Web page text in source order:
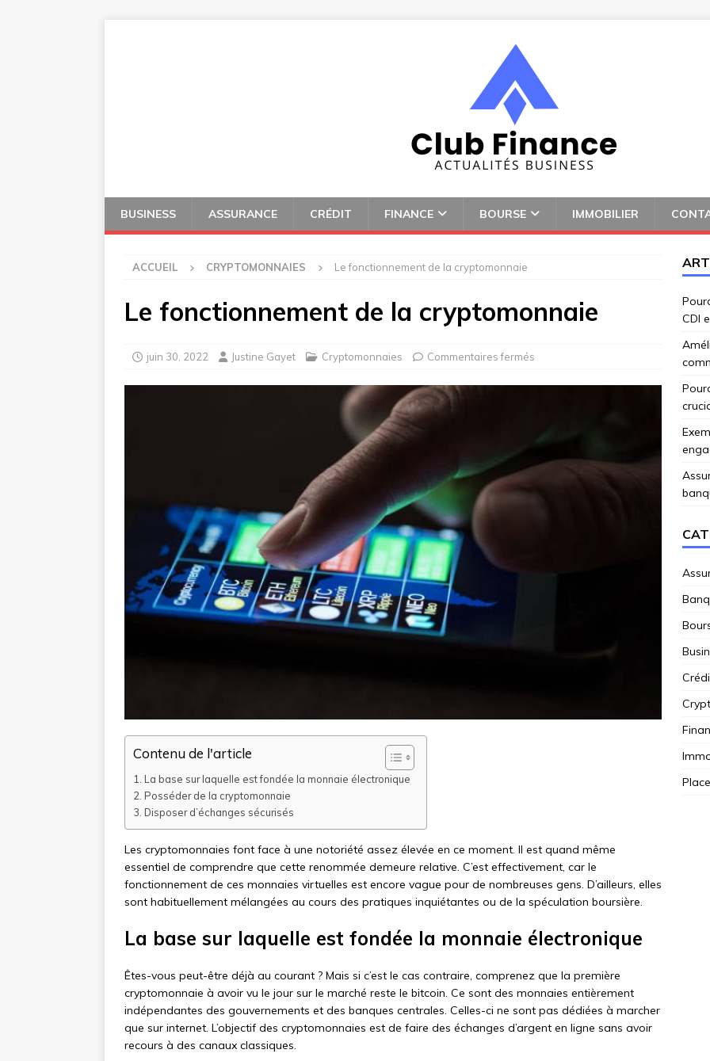
BUSINESS ASSURANCE CRÉDIT FINANCE BOURSE IMMOBILIER
ACCUEIL CRYPTOMONNAIES Le fonctionnement de la cryptomonnaie
Le fonctionnement de la cryptomonnaie
juin 30, 2022 Justine Gayet Cryptomonnaies Commentaires fermés
Contenu de l'article
La base sur laquelle est fondée la monnaie électronique
Posséder de la cryptomonnaie
Disposer d’échanges sécurisés
Les cryptomonnaies font face à une notoriété assez élevée en ce moment. Il est quand même
essentiel de comprendre que cette renommée demeure relative. C’est effectivement, car le
fonctionnement de ces monnaies virtuelles est encore vague pour de nombreuses gens. D’ailleurs, elles
sont habituellement mélangées au cours des pratiques inquiétantes ou de la spéculation boursière.
La base sur laquelle est fondée la monnaie électronique
Êtes-vous peut-être déjà au courant ? Mais si c’est le cas contraire, comprenez que la première
cryptomonnaie à avoir vu le jour sur le marché reste le bitcoin. Ce sont des monnaies entièrement
indépendantes des gouvernements et des banques centrales. Celles-ci ne sont pas dédiées à marcher
que sur internet. L’objectif des cryptomonnaies est de faire des échanges d’argent en ligne sans avoir
recours à des canaux classiques.
CDI